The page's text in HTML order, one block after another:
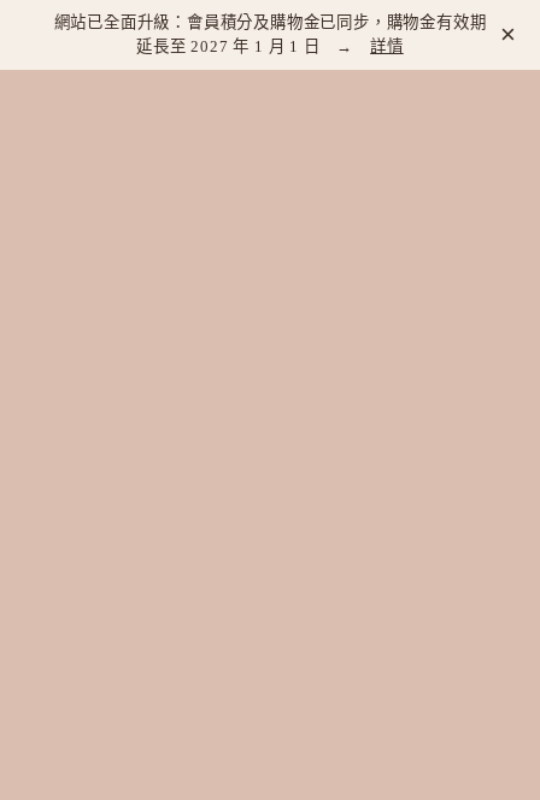
網站已全面升級：會員積分及購物金已同步，購物金有效期
延長至 2027 年 1 月 1 日 →詳情 ×